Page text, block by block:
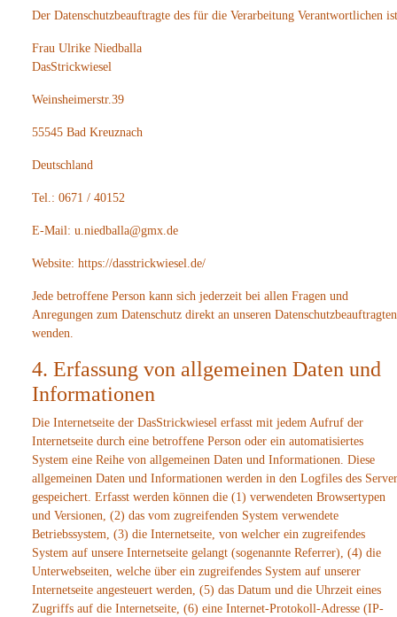
Der Datenschutzbeauftragte des für die Verarbeitung Verantwortlichen
Frau Ulrike Niedballa
DasStrickwiesel
Weinsheimerstr.39
55545 Bad Kreuznach
Deutschland
Tel.: 0671 / 40152
E-Mail: u.niedballa@gmx.de
Website: https://dasstrickwiesel.de/
Jede betroffene Person kann sich jederzeit bei allen Fragen und
Anregungen zum Datenschutz direkt an unseren Datenschutzbeauftragten
wenden.
4. Erfassung von allgemeinen Daten und
Informationen
Die Internetseite der DasStrickwiesel erfasst mit jedem Aufruf der
Internetseite durch eine betroffene Person oder ein automatisiertes
System eine Reihe von allgemeinen Daten und Informationen. Diese
allgemeinen Daten und Informationen werden in den Logfiles des
gespeichert. Erfasst werden können die (1) verwendeten Browsertypen
und Versionen, (2) das vom zugreifenden System verwendete
Betriebssystem, (3) die Internetseite, von welcher ein zugreifendes
System auf unsere Internetseite gelangt (sogenannte Referrer), (4) die
Unterwebseiten, welche über ein zugreifendes System auf unserer
Internetseite angesteuert werden, (5) das Datum und die Uhrzeit eines
Zugriffs auf die Internetseite, (6) eine Internet-Protokoll-Adresse (IP-